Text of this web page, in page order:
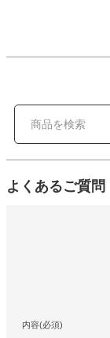
よくあるご質問
内容(必須)